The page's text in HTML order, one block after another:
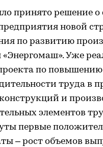
принято решение о
новой
по развитию
Уже
по повышению
труда в
и
элементов
первые
– рост объемов